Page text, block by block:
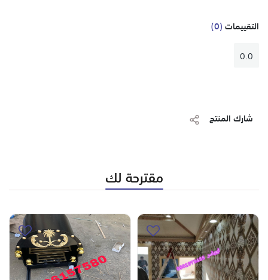
,مشبات حديثه, مشبات رخام ,مشبات حجر, مشبات مودرن ,
مناقل ملكيه, مناقل , مناقل الرياض
الرياض,مناقل دبه, مناقل نار,
صور منقل مشب سحب
التقييمات(0)
0.0
شارك المنتج
مقترحة لك